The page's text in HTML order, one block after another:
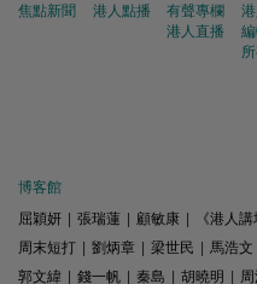
焦點新聞 港人點播
有聲專欄
港人直播
博客館
屈穎妍
張瑞蓮 顧敏康 《港人
周末短打
劉炳章 梁世民 馬浩文
郭文緯
錢一帆 秦島 胡曉明